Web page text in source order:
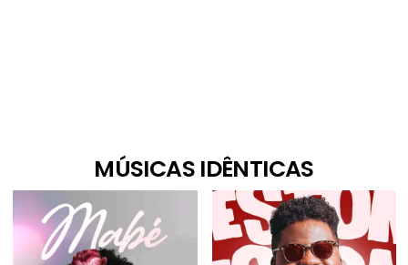
MÚSICAS IDÊNTICAS